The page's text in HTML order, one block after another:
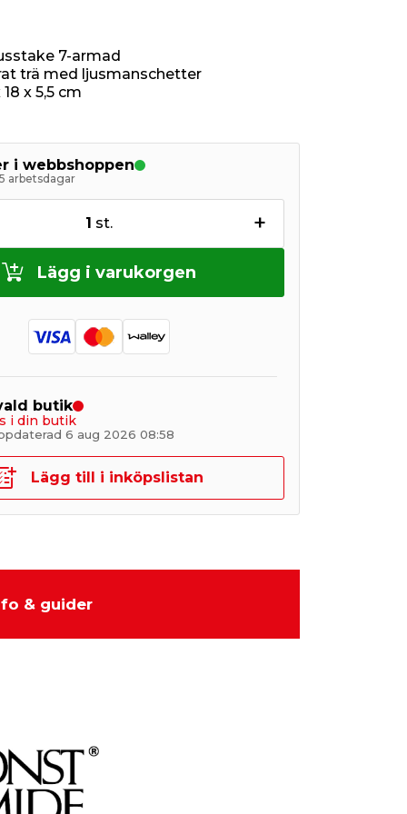
7-armad
trä med ljusmanschetter
x 5,5 cm
i webbshoppen
arbetsdagar
1 st. +
Lägg i varukorgen
butik
i din butik
6 aug 2026 08:58
Lägg till i inköpslistan
& guider